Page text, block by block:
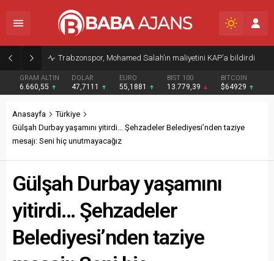
Trabzonspor, Mohamed Salah’ın maliyetini KAP’a bildirdi
GRAM ALTIN
6.660,55
DOLAR
47,7111
EURO
55,1881
BIST 100
13.779,39
BITCOIN
$64929
Anasayfa
Türkiye
Gülşah Durbay yaşamını yitirdi… Şehzadeler Belediyesi’nden taziye
mesajı: Seni hiç unutmayacağız
Gülşah Durbay yaşamını
yitirdi… Şehzadeler
Belediyesi’nden taziye